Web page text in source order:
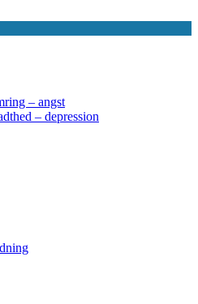
– angst
– depression